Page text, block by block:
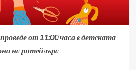
от 11:00 часа в детската
на ритейлъра